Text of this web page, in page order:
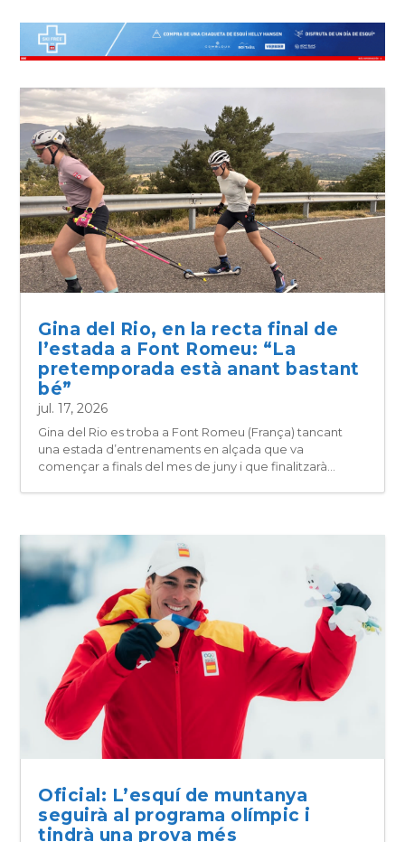
Gina del Rio, en la recta final de
l’estada a Font Romeu: “La
pretemporada està anant bastant
bé”
jul. 17, 2026
Gina del Rio es troba a Font Romeu (França) tancant
una estada d’entrenaments en alçada que va
començar a finals del mes de juny i que finalitzarà...
Oficial: L’esquí de muntanya
seguirà al programa olímpic i
tindrà una prova més